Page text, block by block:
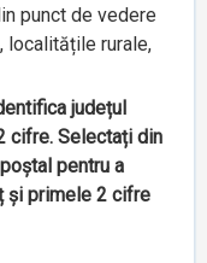
punct de vedere
localitățile rurale,
județul
cifre. Selectați din
pentru a
și primele 2 cifre